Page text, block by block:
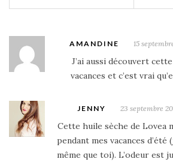
AMANDINE 15
J’ai aussi découvert
vacances et c’est vrai
JENNY 23 septembre
Cette huile sèche de Lovea
pendant mes vacances d’été
même que toi). L’odeur est